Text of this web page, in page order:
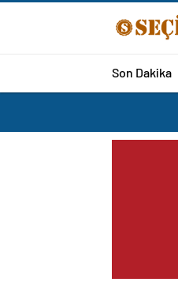
Son Dakika